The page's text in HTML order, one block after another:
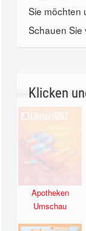
Sie möchten
Schauen Sie
Klicken
Apotheken
Umschau